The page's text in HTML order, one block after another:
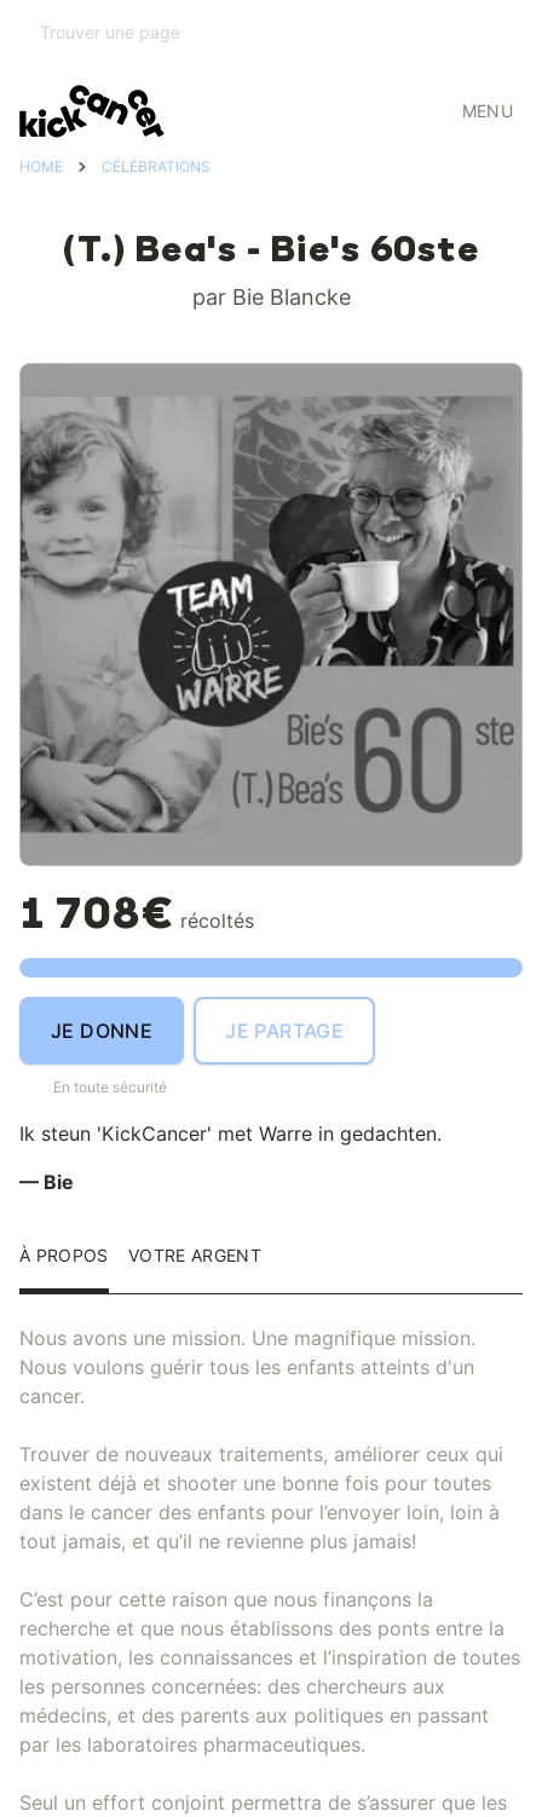
MENU
HOME CÉLÉBRATIONS
(T.) Bea's - Bie's 60ste
par Bie Blancke
1 708€ récoltés
JE DONNE
En toute sécurité
JE PARTAGE
Ik steun 'KickCancer' met Warre in gedachten.
— Bie
À PROPOS VOTRE ARGENT
Nous avons une mission. Une magnifique mission.
Nous voulons guérir tous les enfants atteints d'un
cancer.
Trouver de nouveaux traitements, améliorer ceux qui
existent déjà et shooter une bonne fois pour toutes
dans le cancer des enfants pour l’envoyer loin, loin à
tout jamais, et qu’il ne revienne plus jamais!
C’est pour cette raison que nous finançons la
recherche et que nous établissons des ponts entre la
motivation, les connaissances et l’inspiration de toutes
les personnes concernées: des chercheurs aux
médecins, et des parents aux politiques en passant
par les laboratoires pharmaceutiques.
Seul un effort conjoint permettra de s’assurer que les